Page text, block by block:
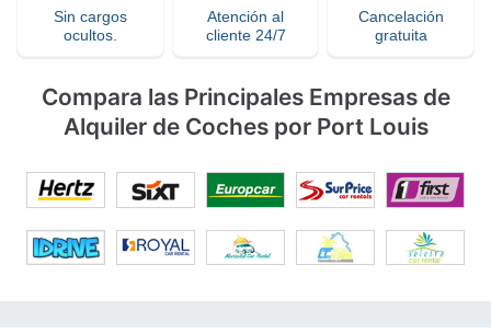
Sin cargos
ocultos.
Atención al
cliente 24/7
Cancelación
gratuita
Compara las Principales Empresas de
Alquiler de Coches por Port Louis